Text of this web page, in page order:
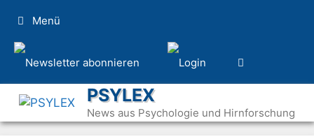
Inhalt
springen
Menü
PSYLEX
News aus Psychologie und Hirnforschung